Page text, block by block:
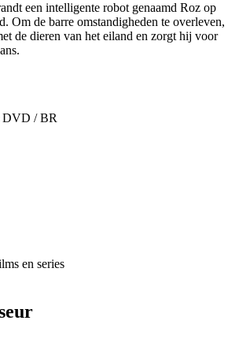
een intelligente robot genaamd Roz op
Om de barre omstandigheden te overleven,
de dieren van het eiland en zorgt hij voor
DVD / BR